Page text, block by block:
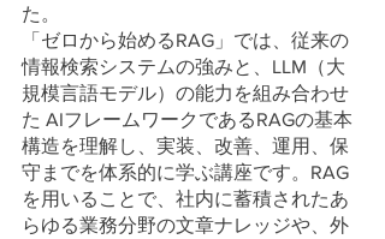
た。
「ゼロから始めるRAG」では、従来の
情報検索システムの強みと、LLM（大
規模言語モデル）の能力を組み合わせ
た AIフレームワークであるRAGの基本
構造を理解し、実装、改善、運用、保
守までを体系的に学ぶ講座です。RAG
を用いることで、社内に蓄積されたあ
らゆる業務分野の文章ナレッジや、外